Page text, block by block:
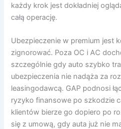
każdy krok jest dokładniej
całą operację.
Ubezpieczenie w premium jest
zignorować. Poza OC i AC
szczególnie gdy auto szybko
ubezpieczenia nie nadąża za
leasingodawcą. GAP podnosi
ryzyko finansowe po szkodzie
klientów bierze go dopiero po
się z umową, gdy auta już nie